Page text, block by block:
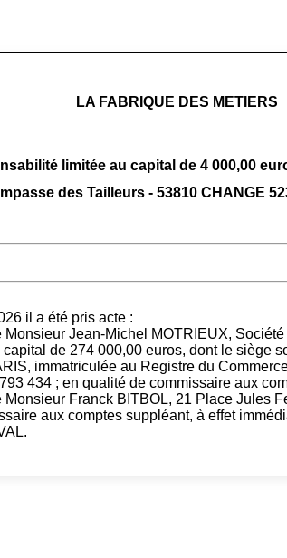
LA FABRIQUE DES METIERS
limitée au capital de 4 000,00
des Tailleurs - 53810 CHANGE
il a été pris acte :
Jean-Michel MOTRIEUX,
de 274 000,00 euros, dont le siège
immatriculée au Registre du
434 ; en qualité de commissaire aux
Franck BITBOL, 21 Place Jules
aux comptes suppléant, à effet